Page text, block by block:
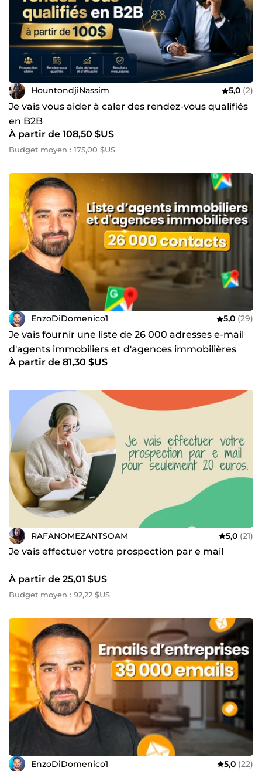
HountondjiNassim 5,0 (2)
Je vais vous aider à caler des rendez-vous qualifiés
en B2B
À partir de 108,50 $US
Budget moyen : 175,00 $US
EnzoDiDomenico1 5,0 (29)
Je vais fournir une liste de 26 000 adresses e-mail
d'agents immobiliers et d'agences immobilières
À partir de 81,30 $US
RAFANOMEZANTSOAM 5,0 (21)
Je vais effectuer votre prospection par e mail
À partir de 25,01 $US
Budget moyen : 92,22 $US
EnzoDiDomenico1 5,0 (22)